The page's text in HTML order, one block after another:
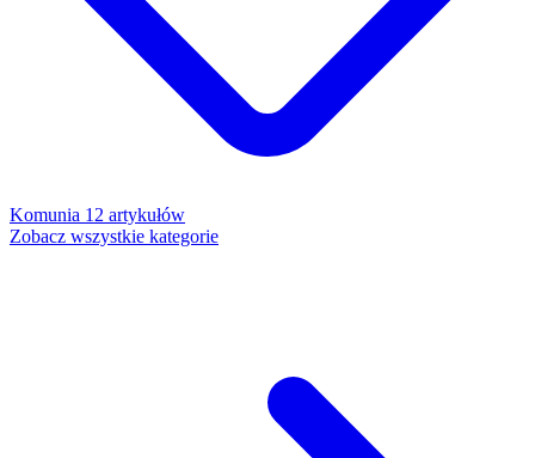
Komunia 12 artykułów
Zobacz wszystkie kategorie